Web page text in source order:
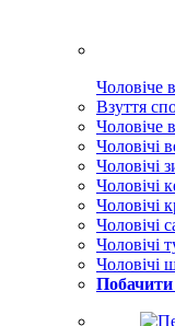
Чоловіче
Взуття
Чоловіче
Чоловічі
Чоловічі
Чоловічі
Чоловічі
Чоловічі
Чоловічі
Чоловічі